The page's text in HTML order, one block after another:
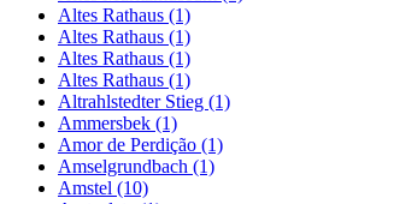
Altes Rathaus (1)
Altes Rathaus (1)
Altes Rathaus (1)
Altes Rathaus (1)
Altrahlstedter Stieg (1)
Ammersbek (1)
Amor de Perdição (1)
Amselgrundbach (1)
Amstel (10)